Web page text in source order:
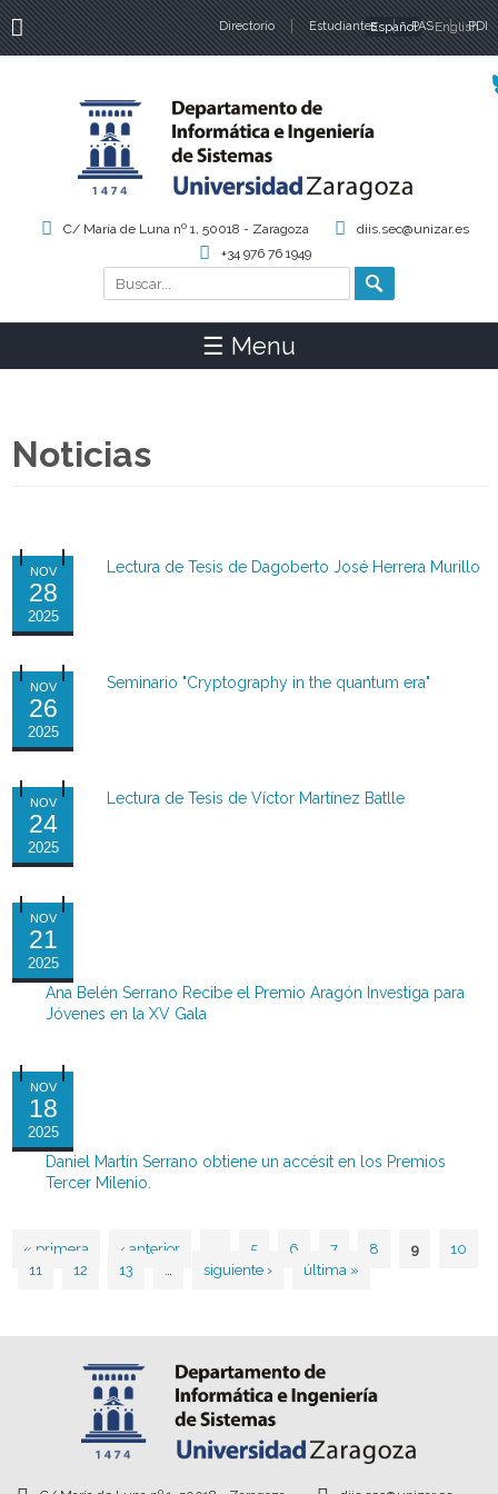
Directorio Estudiantes PAS PDI
Idiomas
Español English
Formulario de búsqueda
Buscar
C/ María de Luna nº 1, 50018 - Zaragoza
diis.sec@unizar.es
+34 976 76 1949
☰ Menu
Noticias
NOV
28
2025
Lectura de Tesis de Dagoberto José Herrera Murillo
NOV
26
2025
Seminario "Cryptography in the quantum era"
NOV
24
2025
Lectura de Tesis de Víctor Martínez Batlle
NOV
21
2025
Ana Belén Serrano Recibe el Premio Aragón Investiga para
Jóvenes en la XV Gala
NOV
18
2025
Daniel Martín Serrano obtiene un accésit en los Premios
Tercer Milenio.
Páginas
« primera ‹ anterior 5 6 7 8 9
10
11
12 13 … siguiente › última »